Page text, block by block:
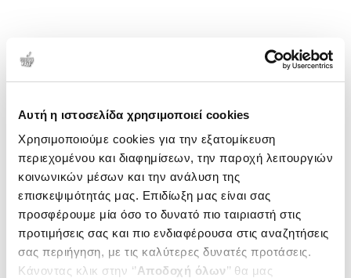
Αυτή η ιστοσελίδα χρησιμοποιεί cookies
Χρησιμοποιούμε cookies για την εξατομίκευση
περιεχομένου και διαφημίσεων, την παροχή λειτουργιών
κοινωνικών μέσων και την ανάλυση της
επισκεψιμότητάς μας. Επιδίωξη μας είναι σας
προσφέρουμε μία όσο το δυνατό πιο ταιριαστή στις
προτιμήσεις σας και πιο ενδιαφέρουσα στις αναζητήσεις
σας περιήγηση, με τις καλύτερες δυνατές προτάσεις.
Κάνοντας κλικ στην ‘’Αποδοχή όλων’’ θα μας